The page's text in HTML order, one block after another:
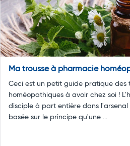
Ma trousse à pharmacie
Ceci est un petit guide pratique des
homéopathiques à avoir chez soi !
disciple à part entière dans
basée sur le principe qu'une ...